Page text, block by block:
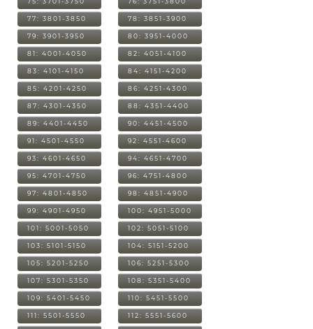
77: 3801-3850 78: 3851-3900
79: 3901-3950 80: 3951-4000
81: 4001-4050 82: 4051-4100
83: 4101-4150 84: 4151-4200
85: 4201-4250 86: 4251-4300
87: 4301-4350 88: 4351-4400
89: 4401-4450 90: 4451-4500
91: 4501-4550 92: 4551-4600
93: 4601-4650 94: 4651-4700
95: 4701-4750 96: 4751-4800
97: 4801-4850 98: 4851-4900
99: 4901-4950 100: 4951-5000
101: 5001-5050 102: 5051-5100
103: 5101-5150 104: 5151-5200
105: 5201-5250 106: 5251-5300
107: 5301-5350 108: 5351-5400
109: 5401-5450 110: 5451-5500
111: 5501-5550 112: 5551-5600